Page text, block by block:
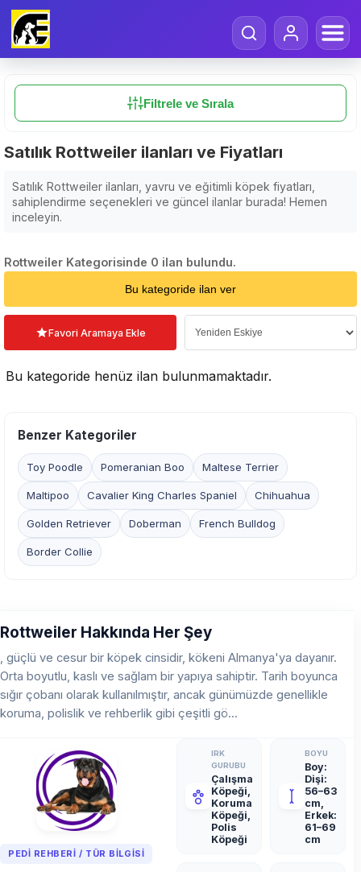
Filtrele ve Sırala
Satılık Rottweiler ilanları ve Fiyatları
Satılık Rottweiler ilanları, yavru ve eğitimli köpek fiyatları,
sahiplendirme seçenekleri ve güncel ilanlar burada! Hemen
inceleyin.
Rottweiler Kategorisinde 0 ilan bulundu.
Bu kategoride ilan ver
Favori Aramaya Ekle
Bu kategoride henüz ilan bulunmamaktadır.
Benzer Kategoriler
Toy Poodle Pomeranian Boo Maltese Terrier
Maltipoo Cavalier King Charles Spaniel Chihuahua
Golden Retriever Doberman French Bulldog
Border Collie
Rottweiler Hakkında Her Şey
, güçlü ve cesur bir köpek cinsidir, kökeni Almanya'ya dayanır.
Orta boyutlu, kaslı ve sağlam bir yapıya sahiptir. Tarih boyunca
sığır çobanı olarak kullanılmıştır, ancak günümüzde genellikle
koruma, polislik ve rehberlik gibi çeşitli gö...
PEDI REHBERI / TÜR BILGISI
IRK
GURUBU
Çalışma
Köpeği,
Koruma
Köpeği,
Polis
Köpeği
BOYU
Boy:
Dişi:
56–63
cm,
Erkek:
61–69
cm